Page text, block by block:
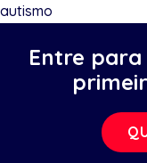
autismo
Entre para